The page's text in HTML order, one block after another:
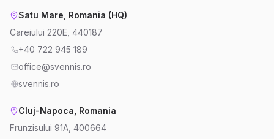
Satu Mare, Romania (HQ)
Careiului 220E, 440187
+40 722 945 189
office@svennis.ro
svennis.ro
Cluj-Napoca, Romania
Frunzisului 91A, 400664